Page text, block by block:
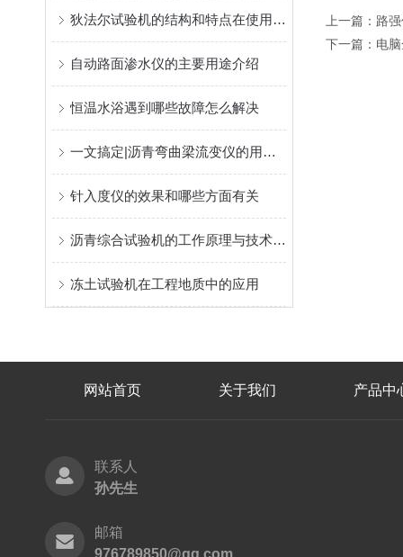
狄法尔试验机的结构和特点在使用前一定要事先了解清楚
自动路面渗水仪的主要用途介绍
恒温水浴遇到哪些故障怎么解决
一文搞定|沥青弯曲梁流变仪的用途和主要特点
针入度仪的效果和哪些方面有关
沥青综合试验机的工作原理与技术特点
冻土试验机在工程地质中的应用
上一篇： 路
下一篇： 电
网站首页 关于我们 产品中
联系人
孙先生
邮箱
976789850@qq.com